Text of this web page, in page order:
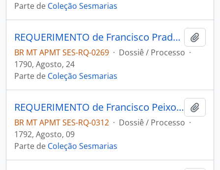
Parte de Coleção Sesmarias
REQUERIMENTO de Francisco Prado Siqueira, Maria Inácia do Prado e Izabel Maria do Nascimento ao Governador e Capitão-General da Capitania de Mato Grosso João de Albuquerque de Melo Pereira e Cáceres.
BR MT APMT SES-RQ-0269 · Dossiê / Processo ·
1790, Agosto, 24
Parte de Coleção Sesmarias
REQUERIMENTO de Francisco Peixoto de Azevedo ao Governador e Capitão-General da Capitania de Mato Grosso João de Albuquerque de Melo Pereira e Cáceres.
BR MT APMT SES-RQ-0312 · Dossiê / Processo ·
1792, Agosto, 09
Parte de Coleção Sesmarias